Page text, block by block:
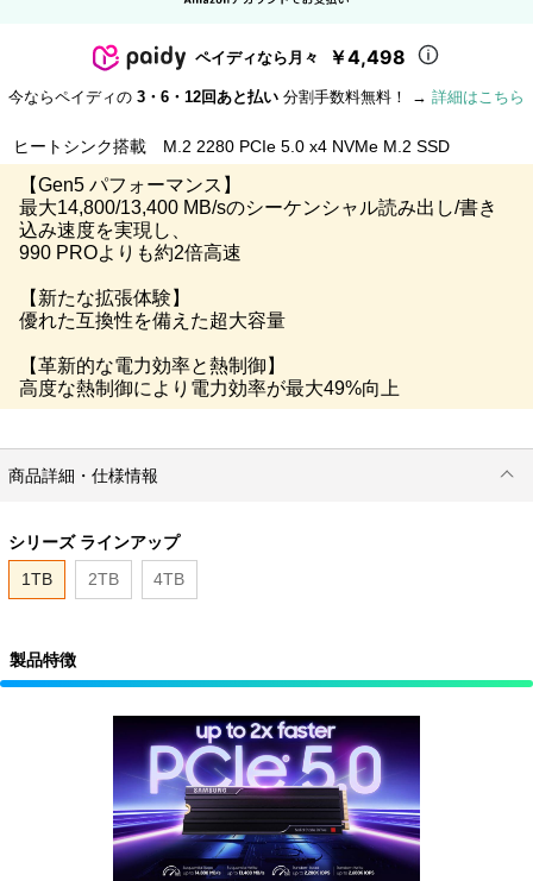
ペイディなら月々 ￥4,498
今ならペイディの 3・6・12回あと払い 分割手数料無料！ → 詳細はこちら
ヒートシンク搭載 M.2 2280 PCIe 5.0 x4 NVMe M.2 SSD
【Gen5 パフォーマンス】
最大14,800/13,400 MB/sのシーケンシャル読み出し/書き
込み速度を実現し、
990 PROよりも約2倍高速
【新たな拡張体験】
優れた互換性を備えた超大容量
【革新的な電力効率と熱制御】
高度な熱制御により電力効率が最大49%向上
商品詳細・仕様情報
シリーズ ラインアップ
1TB
2TB 4TB
製品特徴